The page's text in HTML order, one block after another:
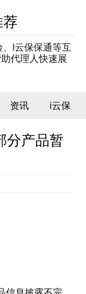
I云保保通等互
代理人快速展
资讯 i云保
分产品暂